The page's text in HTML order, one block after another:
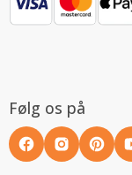
Følg os på